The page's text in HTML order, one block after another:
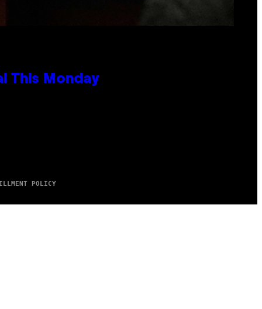
This Monday
POLICY